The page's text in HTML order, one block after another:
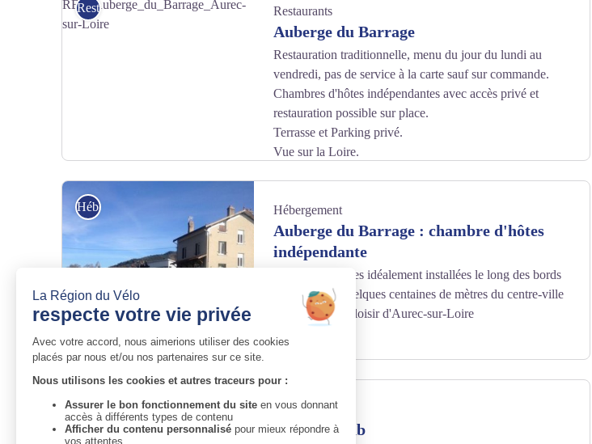
Restaurants Restaurants
Auberge du Barrage
Restauration traditionnelle, menu du jour du lundi au
vendredi, pas de service à la carte sauf sur commande.
Chambres d'hôtes indépendantes avec accès privé et
restauration possible sur place.
Terrasse et Parking privé.
Vue sur la Loire.
Hébergement Hébergement
Auberge du Barrage : chambre d'hôtes
indépendante
Chambres d'hôtes idéalement installées le long des bords
de Loire et à quelques centaines de mètres du centre-ville
et de la base de loisir d'Aurec-sur-Loire
Restaurants Restaurants
Aurec Kebab